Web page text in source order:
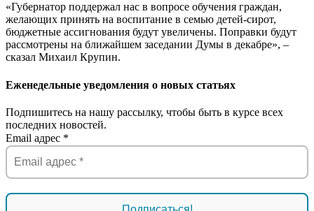
«Губернатор поддержал нас в вопросе обучения граждан,
желающих принять на воспитание в семью детей-сирот,
бюджетные ассигнования будут увеличены. Поправки будут
рассмотрены на ближайшем заседании Думы в декабре», –
сказал Михаил Крупин.
Еженедельные уведомления о новых статьях
Подпишитесь на нашу рассылку, чтобы быть в курсе всех
последних новостей.
Email адрес *